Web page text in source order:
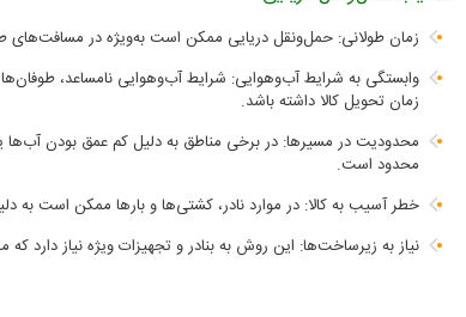
زمان طولانی: حمل‌ونقل دریایی ممکن است به‌ویژه در مسافت‌های
وابستگی به شرایط آب‌وهوایی: شرایط آب‌وهوایی نامساعد، طوفان‌ها
زمان تحویل کالا داشته باشد.
محدودیت در مسیرها: در برخی مناطق به دلیل کم عمق بودن آب‌ها
محدود است.
خطر آسیب به کالا: در موارد نادر، کشتی‌ها و بارها ممکن است به
نیاز به زیرساخت‌ها: این روش به بنادر و تجهیزات ویژه نیاز